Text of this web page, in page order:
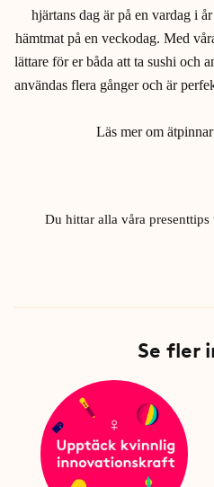
hjärtans dag är på en vardag i
hämtmat på en veckodag. Med
lättare för er båda att ta sushi och
användas flera gånger och är
Läs mer om
Du hittar alla våra
Se fler